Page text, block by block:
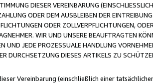
DIESER VEREINBARUNG
ODER DEM AUSBLEIBEN DER
ODER ZOLLVERPFLICHTUNGEN,
WIR UND UNSERE BEAUFTRAGTEN
UND JEDE PROZESSUALE HANDLUNG
DURCHSETZUNG DIESES ARTIKELS ZU
Vereinbarung (einschließlich einer